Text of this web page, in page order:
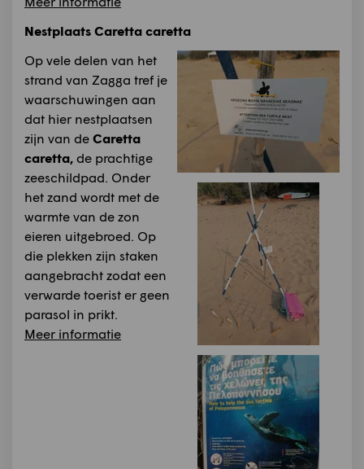
Nestplaats Caretta caretta
Op vele delen van het
strand van Zagga tref je
waarschuwingen aan
dat hier nestplaatsen
zijn van de Caretta
caretta, de prachtige
zeeschildpad. Onder
het zand wordt met de
warmte van de zon
eieren uitgebroed. Op
die plekken zijn staken
aangebracht zodat een
verwarde toerist er geen
parasol in prikt.
Meer informatie